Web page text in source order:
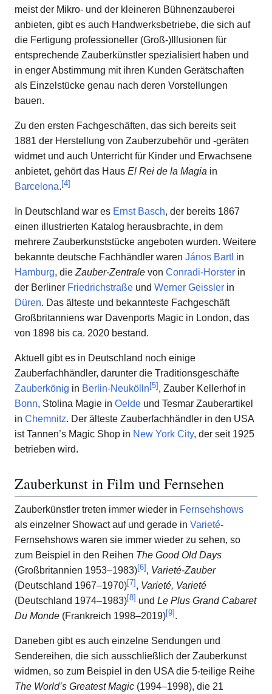
meist der Mikro- und der kleineren Bühnenzauberei
anbieten, gibt es auch Handwerksbetriebe, die sich auf
die Fertigung professioneller (Groß-)Illusionen für
entsprechende Zauberkünstler spezialisiert haben und
in enger Abstimmung mit ihren Kunden Gerätschaften
als Einzelstücke genau nach deren Vorstellungen
bauen.
Zu den ersten Fachgeschäften, das sich bereits seit
1881 der Herstellung von Zauberzubehör und -geräten
widmet und auch Unterricht für Kinder und Erwachsene
anbietet, gehört das Haus El Rei de la Magia in
Barcelona.[4]
In Deutschland war es Ernst Basch, der bereits 1867
einen illustrierten Katalog herausbrachte, in dem
mehrere Zauberkunststücke angeboten wurden. Weitere
bekannte deutsche Fachhändler waren János Bartl in
Hamburg, die Zauber-Zentrale von Conradi-Horster in
der Berliner Friedrichstraße und Werner Geissler in
Düren. Das älteste und bekannteste Fachgeschäft
Großbritanniens war Davenports Magic in London, das
von 1898 bis ca. 2020 bestand.
Aktuell gibt es in Deutschland noch einige
Zauberfachhändler, darunter die Traditionsgeschäfte
Zauberkönig in Berlin-Neukölln[5], Zauber Kellerhof in
Bonn, Stolina Magie in Oelde und Tesmar Zauberartikel
in Chemnitz. Der älteste Zauberfachhändler in den USA
ist Tannen’s Magic Shop in New York City, der seit 1925
betrieben wird.
Zauberkunst in Film und Fernsehen
Zauberkünstler treten immer wieder in Fernsehshows
als einzelner Showact auf und gerade in Varieté-
Fernsehshows waren sie immer wieder zu sehen, so
zum Beispiel in den Reihen The Good Old Days
(Großbritannien 1953–1983)[6], Varieté-Zauber
(Deutschland 1967–1970)[7], Varieté, Varieté
(Deutschland 1974–1983)[8] und Le Plus Grand Cabaret
Du Monde (Frankreich 1998–2019)[9].
Daneben gibt es auch einzelne Sendungen und
Sendereihen, die sich ausschließlich der Zauberkunst
widmen, so zum Beispiel in den USA die 5-teilige Reihe
The World’s Greatest Magic (1994–1998), die 21